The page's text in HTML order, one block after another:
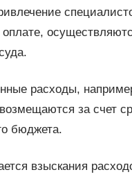
расходы,
за счет
бюджета.
взыскания